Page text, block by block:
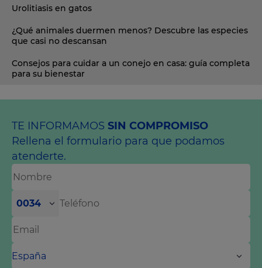
Urolitiasis en gatos
¿Qué animales duermen menos? Descubre las especies
que casi no descansan
Consejos para cuidar a un conejo en casa: guía completa
para su bienestar
TE INFORMAMOS SIN COMPROMISO
Rellena el formulario para que podamos
atenderte.
0034